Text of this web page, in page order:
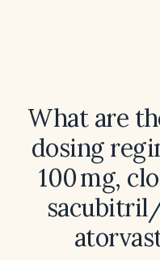
What are
dosing
100 mg,